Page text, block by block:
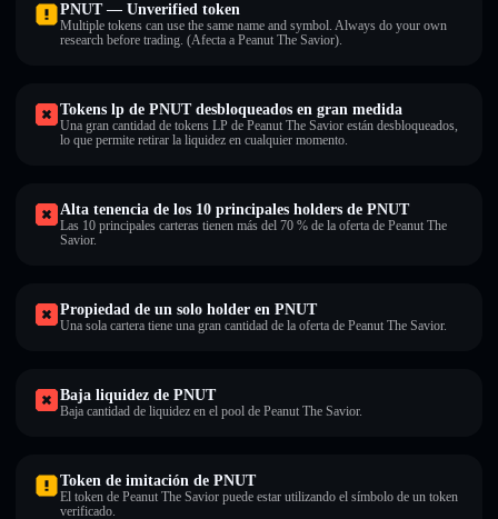
PNUT — Unverified token
Multiple tokens can use the same name and symbol. Always do your own
research before trading. (Afecta a Peanut The Savior).
Tokens lp de PNUT desbloqueados en gran medida
Una gran cantidad de tokens LP de Peanut The Savior están desbloqueados,
lo que permite retirar la liquidez en cualquier momento.
Alta tenencia de los 10 principales holders de PNUT
Las 10 principales carteras tienen más del 70 % de la oferta de Peanut The
Savior.
Propiedad de un solo holder en PNUT
Una sola cartera tiene una gran cantidad de la oferta de Peanut The Savior.
Baja liquidez de PNUT
Baja cantidad de liquidez en el pool de Peanut The Savior.
Token de imitación de PNUT
El token de Peanut The Savior puede estar utilizando el símbolo de un token
verificado.